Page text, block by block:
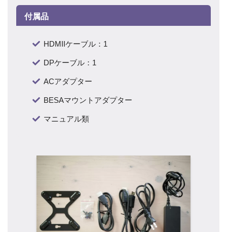
付属品
HDMIIケーブル：1
DPケーブル：1
ACアダプター
BESAマウントアダプター
マニュアル類